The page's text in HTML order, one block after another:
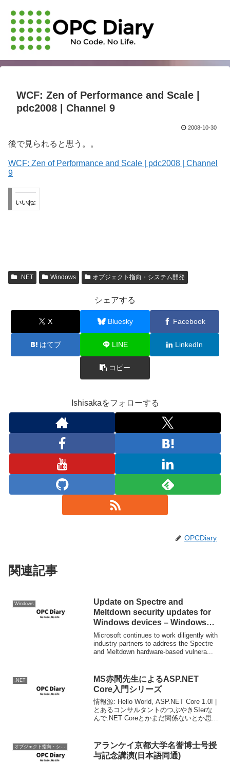
WCF: Zen of Performance and Scale |
pdc2008 | Channel 9
2008-10-30
後で見られると思う。。
WCF: Zen of Performance and Scale | pdc2008 | Channel
9
いいね:
.NET Windows オブジェクト指向・システム開発
シェアする
X Bluesky Facebook
はてブ LINE LinkedIn
コピー
Ishisakaをフォローする
OPCDiary
関連記事
Windows
Update on Spectre and
Meltdown security updates for
Windows devices – Windows
Experience BlogWindows
Experience Blog
Microsoft continues to work diligently with
industry partners to address the Spectre
and Meltdown hardware-based vulnera...
.NET
MS赤間先生によるASP.NET
Core入門シリーズ
情報源: Hello World, ASP.NET Core 1.0! |
とあるコンサルタントのつぶやきSIerな
んで.NET Coreとかまだ関係ないとか思っ
ム」は...
オブジェクト指向・システム開発
アランケイ京都大学名誉博士号授
与記念講演(日本語同通)